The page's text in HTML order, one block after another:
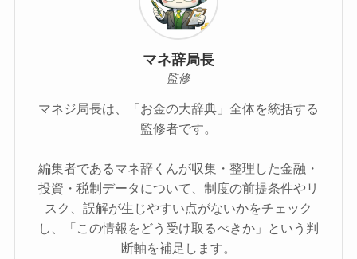
マネ辞局長
監修
マネジ局長は、「お金の大辞典」全体を統括する
監修者です。
編集者であるマネ辞くんが収集・整理した金融・
投資・税制データについて、制度の前提条件やリ
スク、誤解が生じやすい点がないかをチェック
し、「この情報をどう受け取るべきか」という判
断軸を補足します。